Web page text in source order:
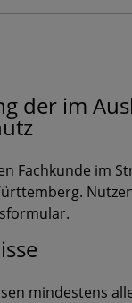
der im
Fachkunde im
mindestens